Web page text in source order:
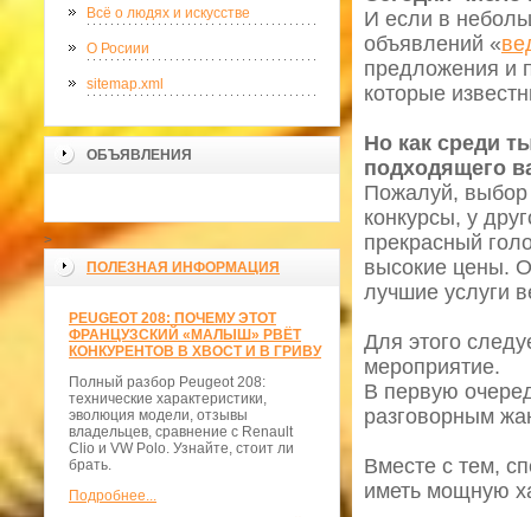
Всё о людях и искусстве
О Росиии
sitemap.xml
ОБЪЯВЛЕНИЯ
>
ПОЛЕЗНАЯ ИНФОРМАЦИЯ
PEUGEOT 208: ПОЧЕМУ ЭТОТ
ФРАНЦУЗСКИЙ «МАЛЫШ» РВЁТ
КОНКУРЕНТОВ В ХВОСТ И В ГРИВУ
Полный разбор Peugeot 208:
технические характеристики,
эволюция модели, отзывы
владельцев, сравнение с Renault
Clio и VW Polo. Узнайте, стоит ли
брать.
Подробнее...
И если в
объявлений «
предложения и
которые
Но как среди
подходящего
Пожалуй, выбор
конкурсы, у
прекрасный
высокие цены.
лучшие услуги
Для этого
мероприятие.
В первую
разговорным
Вместе с тем,
иметь мощную